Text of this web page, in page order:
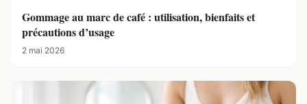
Gommage au marc de café : utilisation, bienfaits et
précautions d’usage
2 mai 2026